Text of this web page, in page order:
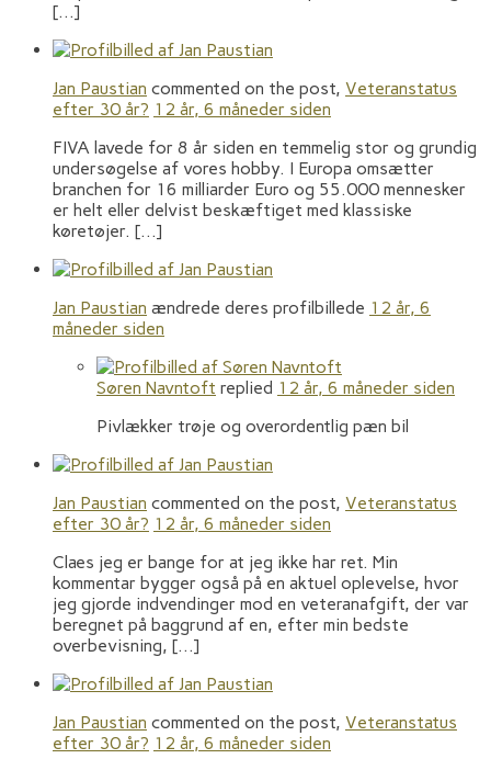
[…]
Jan Paustian commented on the post, Veteranstatus
efter 30 år? 12 år, 6 måneder siden
FIVA lavede for 8 år siden en temmelig stor og grundig
undersøgelse af vores hobby. I Europa omsætter
branchen for 16 milliarder Euro og 55.000 mennesker
er helt eller delvist beskæftiget med klassiske
køretøjer. […]
Jan Paustian ændrede deres profilbillede 12 år, 6
måneder siden
Søren Navntoft replied 12 år, 6 måneder siden
Pivlækker trøje og overordentlig pæn bil
Jan Paustian commented on the post, Veteranstatus
efter 30 år? 12 år, 6 måneder siden
Claes jeg er bange for at jeg ikke har ret. Min
kommentar bygger også på en aktuel oplevelse, hvor
jeg gjorde indvendinger mod en veteranafgift, der var
beregnet på baggrund af en, efter min bedste
overbevisning, […]
Jan Paustian commented on the post, Veteranstatus
efter 30 år? 12 år, 6 måneder siden